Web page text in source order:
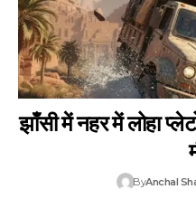
झाँसी में नहर में लोहा
ByAnchal